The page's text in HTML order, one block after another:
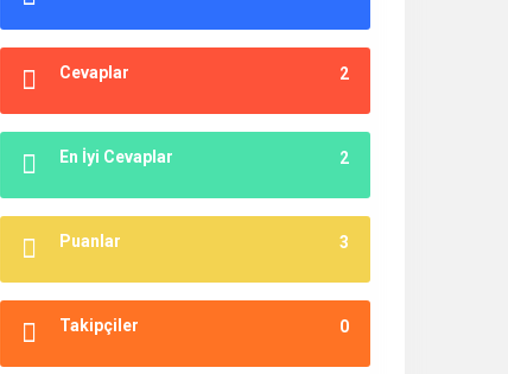
2
Cevaplar
2
En İyi Cevaplar
3
Puanlar
0
Takipçiler